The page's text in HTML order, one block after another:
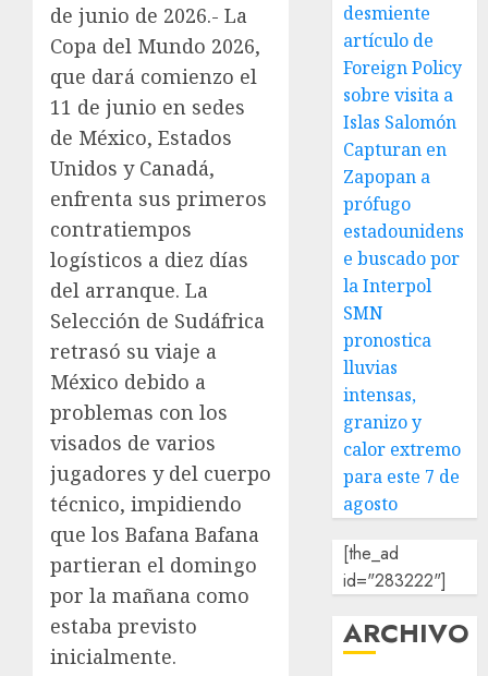
de junio de 2026.- La
Copa del Mundo 2026,
que dará comienzo el
11 de junio en sedes
de México, Estados
Unidos y Canadá,
enfrenta sus primeros
contratiempos
logísticos a diez días
del arranque. La
Selección de Sudáfrica
retrasó su viaje a
México debido a
problemas con los
visados de varios
jugadores y del cuerpo
técnico, impidiendo
que los Bafana Bafana
partieran el domingo
por la mañana como
estaba previsto
inicialmente.
desmiente
artículo de
Foreign Policy
sobre visita a
Islas Salomón
Capturan en
Zapopan a
prófugo
estadounidens
e buscado por
la Interpol
SMN
pronostica
lluvias
intensas,
granizo y
calor extremo
para este 7 de
agosto
[the_ad
id="283222"]
ARCHIVO